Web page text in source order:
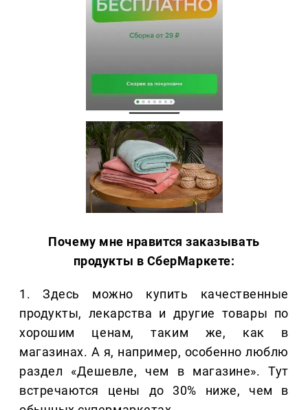
Почему мне нравится заказывать
продукты в СберМаркете:
1. Здесь можно купить качественные
продукты, лекарства и другие товары по
хорошим ценам, таким же, как в
магазинах. А я, например, особенно люблю
раздел «Дешевле, чем в магазине». Тут
встречаются цены до 30% ниже, чем в